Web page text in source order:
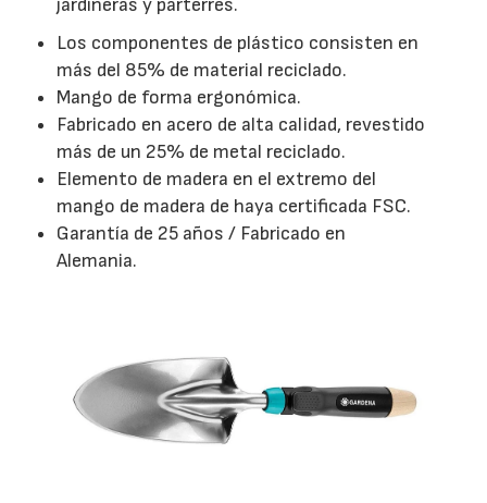
jardineras y parterres.
Los componentes de plástico consisten en
más del 85% de material reciclado.
Mango de forma ergonómica.
Fabricado en acero de alta calidad, revestido
más de un 25% de metal reciclado.
Elemento de madera en el extremo del
mango de madera de haya certificada FSC.
Garantía de 25 años / Fabricado en
Alemania.